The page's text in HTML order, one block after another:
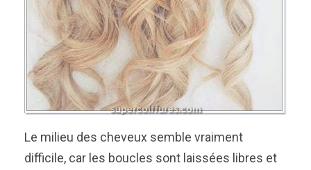
Le milieu des cheveux semble vraiment
difficile, car les boucles sont laissées libres et